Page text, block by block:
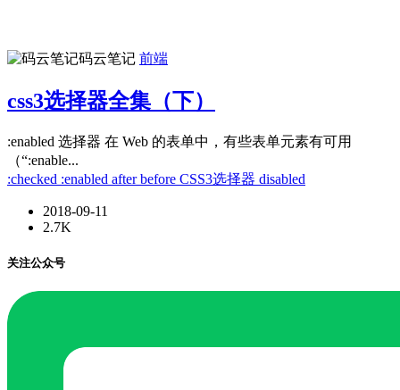
码云笔记 前端
css3选择器全集（下）
:enabled 选择器 在 Web 的表单中，有些表单元素有可用
（“:enable...
:checked :enabled after before CSS3选择器 disabled
2018-09-11
2.7K
关注公众号